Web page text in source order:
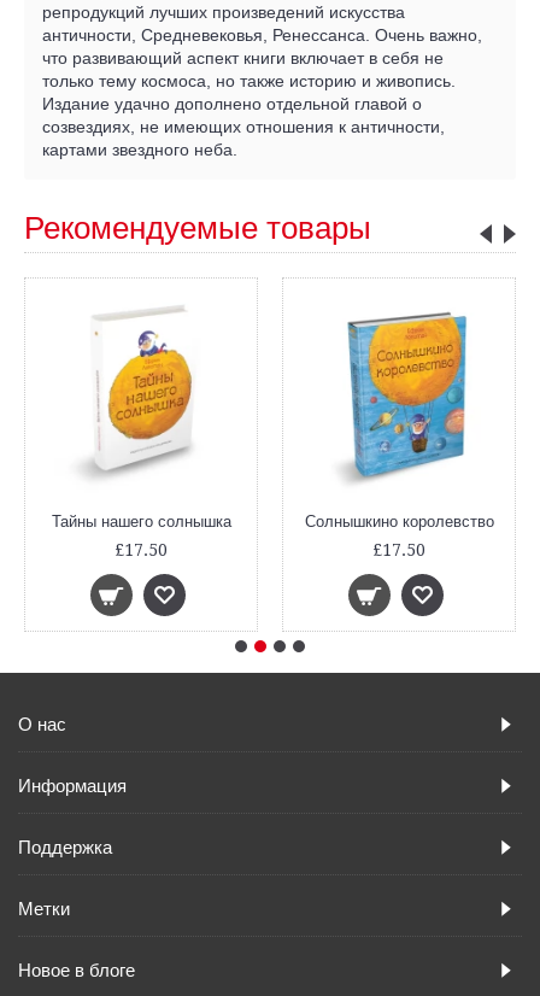
репродукций лучших произведений искусства
античности, Средневековья, Ренессанса. Очень важно,
что развивающий аспект книги включает в себя не
только тему космоса, но также историю и живопись.
Издание удачно дополнено отдельной главой о
созвездиях, не имеющих отношения к античности,
картами звездного неба.
Рекомендуемые товары
Тайны нашего солнышка
£17.50
Солнышкино королевство
£17.50
О нас
Информация
Поддержка
Метки
Новое в блоге